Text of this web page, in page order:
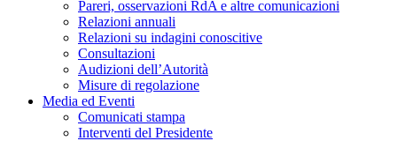
Pareri, osservazioni RdA e altre comunicazioni
Relazioni annuali
Relazioni su indagini conoscitive
Consultazioni
Audizioni dell’Autorità
Misure di regolazione
Media ed Eventi
Comunicati stampa
Interventi del Presidente